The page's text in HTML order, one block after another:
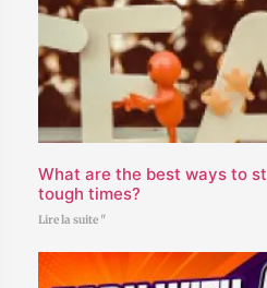
What are the best ways to
tough times?
Lire la suite "